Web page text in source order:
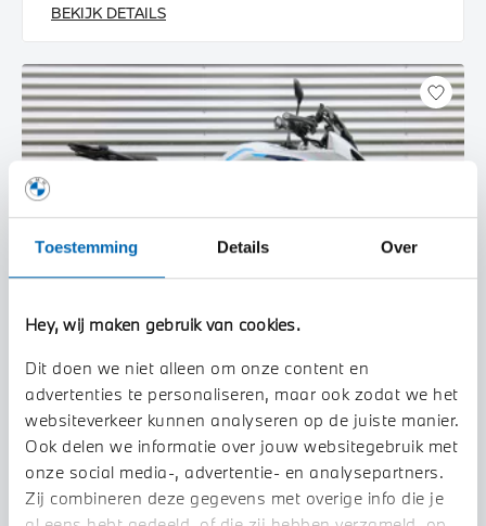
Toestemming Details Over
Hey, wij maken gebruik van cookies.
Dit doen we niet alleen om onze content en
advertenties te personaliseren, maar ook zodat we het
websiteverkeer kunnen analyseren op de juiste manier.
Ook delen we informatie over jouw websitegebruik met
onze social media-, advertentie- en analysepartners.
Zij combineren deze gegevens met overige info die je
BEKIJK DETAILS
Enschede
BMW
S 1000 XR |M Pakket |Touring & Dynamic pakket
20261 km